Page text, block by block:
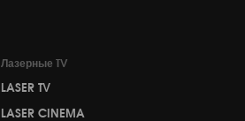
Лазерные TV
LASER TV
LASER CINEMA